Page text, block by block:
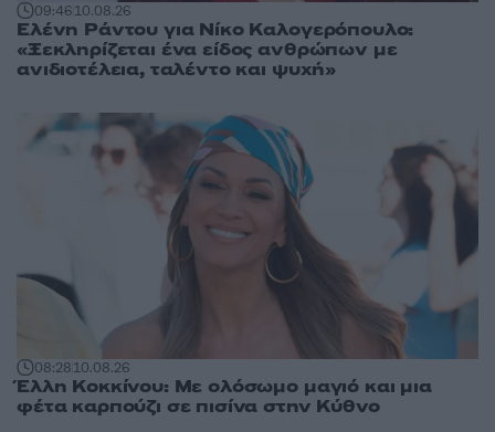
09:4610.08.26
Ελένη Ράντου για Νίκο Καλογερόπουλο:
«Ξεκληρίζεται ένα είδος ανθρώπων με
ανιδιοτέλεια, ταλέντο και ψυχή»
08:2810.08.26
Έλλη Κοκκίνου: Με ολόσωμο μαγιό και μια
φέτα καρπούζι σε πισίνα στην Κύθνο